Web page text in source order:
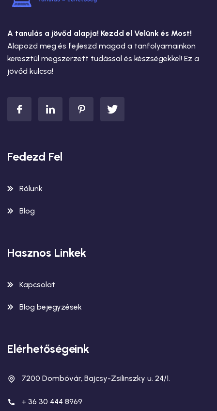
A tanulás a jövőd alapja! Kezdd el Velünk és Most!
Alapozd meg és fejleszd magad a tanfolyamainkon
keresztül megszerzett tudással és készségekkel! Ez a
jövőd kulcsa!
Fedezd Fel
Rólunk
Blog
Hasznos Linkek
Kapcsolat
Blog bejegyzések
Elérhetőségeink
7200 Dombóvár, Bajcsy-Zsilinszky u. 24/1.
+ 36 30 444 8969